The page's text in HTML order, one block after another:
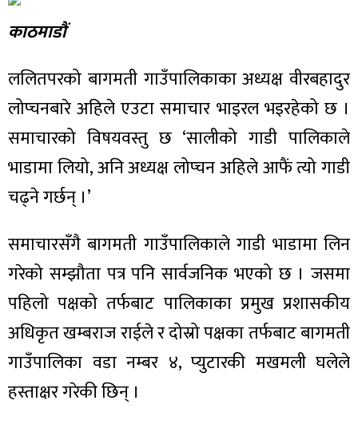
काठमाडौं
ललितपरको बागमती गाउँपालिकाका अध्यक्ष वीरबहादुर
लोप्चनबारे अहिले एउटा समाचार भाइरल भइरहेको छ ।
समाचारको विषयवस्तु छ ‘सालीको गाडी पालिकाले
भाडामा लियो, अनि अध्यक्ष लोप्चन अहिले आफैं त्यो गाडी
चढ्ने गर्छन् ।’
समाचारसँगै बागमती गाउँपालिकाले गाडी भाडामा लिन
गरेको सम्झौता पत्र पनि सार्वजनिक भएको छ । जसमा
पहिलो पक्षको तर्फबाट पालिकाका प्रमुख प्रशासकीय
अधिकृत खम्बराज राईले र दोस्रो पक्षका तर्फबाट बागमती
गाउँपालिका वडा नम्बर ४, प्युटारकी मखमली घलेले
हस्ताक्षर गरेकी छिन् ।